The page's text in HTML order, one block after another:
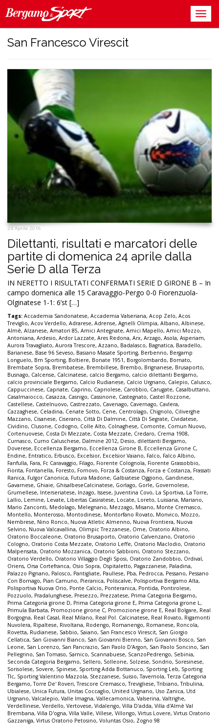
San Francesco Virescit
24 Aprile 2016
Dilettanti, risultati e marcatori delle
partite di domenica 24 aprile dalla
Serie D alla Terza
IN NERETTO I RISULTATI CONFERMATI SERIE D GIRONE B – In
campo domenica alle 15 Caravaggio-Pergo 0-0 Fiorenzuola-
Olginatese 1-1: 6’st […]
Tags: Accademia Sandonatese, Accademia Valseriana, Acop Zelo, Acos
Treviglio, Acov Verdello, Adrarese, Adrense, Agnelli Olimpia, Albano, Albinese,
Almè, Alzanese, Amatori 85, Amici Antegnate, Amici Mapello, Amici Mozzo,
Antoniana, Ardesio, Ardor Lazzate, Ares Redona, Arx, Arzago, Asola, Asperiam,
Aurora Travagliato, Aurora Trescore, Azzano, Badalasco, Bagnatica, Baradello,
Barianese, Base 96 Seveso, Basiano Masate Sporting, Berbenno, Bergamp
Longuelo, Bm Sporting, Boltiere, Bonate 1951, Borgolombardo, Bornato,
Brembate Sopra, Brembatese, Brembillese, Brembo, Brignanese, Brusaporto,
Busnago, Calcense, Calcinatese, calcio Bergamo, calcio dilettanti Bergamo,
calcio provinciale Bergamo, Calcio Rudianese, Calcio Urgnano, Calepio, Calusco,
Cappuccinese, Capriate, Caprino, Capriolese, Carobbio, Carugate, Casalbuttano,
Casalmaiocco, Casazza, Casnigo, Cassinone, Castegnato, Castel Rozzone,
Castellese, Castelnuovo, Castrezzato, Cavenago, Cavernago, Cavlera,
Cazzaghese, Celadina, Cenate Sotto, Cene, Centrolago, Chignolo, Ciliverghe
Mazzano, Cisanese, Ciserano, Città Di Dalmine, Città Di Segrate, Cividatese,
Cividino, Clusone, Codogno, Colle Alto, Colnaghese, Comonte, Comun Nuovo,
Cortenuovese, Costa Di Mezzate, Costa Mezzate, Credaro, Crema 1908,
Curnasco, Curno Caluschese, Dalmine 2012, Desio, dilettanti Bergamo,
Doverese, Eccellenza Bergamo, Eccellenza Girone B, Eccellenza Girone C,
Endine, Entratico, Erbusco, Excelsior, Excelsior Vaiano, Falco, Falco Albino,
Fanfulla, Fara, Fc Caravaggio, Filago, Fiorente Colognola, Fiorente Grassobbio,
Fiorita, Fontanella, Foresto, Fornovo, Forza & Costanza, Forza e Costanza, Frassati
Ranica, Fulgor Canonica, Futura Madone, Galbiatese Oggiono, Gandinese,
Gavarnese, Ghiaie, GhisalbeseCalcinatese, Gorlago, Gorle, Governolese,
Grumellese, Interseriatese, Inzago, Issese, Juventina Covo, La Sportiva, La Torre,
Lallio, Lemine, Levate, Libertas Casiratese, Locate, Loreto, Luisiana, Mariano,
Mario Zanconti, Medolago, Melegnano, Mezzago, Misano, Monte Cremasco,
Montello, Monterosso, Montodinese, Montorfano Rovato, Monvico, Mozzo,
Nembrese, Nino Ronco, Nuova Atletic Almenno, Nuova Frontiera, Nuova
Selvino, Nuova Valcavallina, Olimpic Trezzanese, Ome, Oratorio Albino,
Oratorio Boccaleone, Oratorio Brusaporto, Oratorio Calvenzano, Oratorio
Cologno, Oratorio Costa Mezzate, Oratorio Leffe, Oratorio Maclodio, Oratorio
Malpensata, Oratorio Mozzanica, Oratorio Sabbioni, Oratorio Stezzano,
Oratorio Verdello, Oratorio Villaggio Degli Sposi, Oratorio Zandobbio, Ordival,
Oriens, Orsa Cortefranca, Osio Sopra, Ospitaletto, Pagazzanese, Paladina,
Palazzo Pignano, Palosco, Pantigliate, Paullese, Pba, Pedrocca, Pessano, Pessano
Con Bornago, Pian Camuno, Pieranica, Poliscalve, Polisportiva Bergamo Alta,
Polisportiva Nuova Orio, Ponte Calcio, Ponteranica, Pontida, Pontirolese,
Pozzuolo, Pradalunghese, Presezzo, Prezzatese, Prima Categoria Bergamo,
Prima Categoria girone D, Prima Categoria girone E, Prima Categoria girone L,
Primula Barbata, Promozione girone C, Promozione girone E, Real Bolgare, Real
Borgogna, Real Casal, Real Milano, Real Pol. Calcinatese, Real Rovato, Rigamonti
Nuvolera, Ripaltese, Rivoltana, Rodengo, Romanengo, Romanese, Roncola,
Rovetta, Rudianese, Sabbio, Saiano, San Francesco Virescit, San Giorgio
Cellatica, San Giovanni Bianco, San Giovanni Bienno, San Giovanni Bosco, San
Leone, San Lorenzo, San Pancrazio, San Paolo D'Argon, San Paolo Soncino, San
Pellegrino, San Tomaso, Sarnico, Scannabuese, ScanzoPedrengo, Sebinia,
Seconda Categoria Bergamo, Sellero, Solleone, Solzese, Sondrio, Soresinese,
Sorisolese, Sovere, Spinese, Sporting Adda Bottanuco, Sporting Leb, Sporting
Tlc, Sporting Valentino Mazzola, Stezzanese, Suisio,Tavernola,Terza Categoria
Bergamo,Torre De' Roveri,Trescore Cremasco,Trevigliese,Tribiano,Tribulina,
Ubialese, Unica Futura, Unitas Coccaglio, United Urgnano, Uso Zanica, Utd
Urgnano, Valcalepio, Valle Imagna, Vallecamonica, Valserina, Valtrighe,
Verdellinese, Verdello, Vertovese, Vidalengo, Villa D'adda, Villa d'Almè Val
Brembana, Villa D'ogna, Villa Valle, Villese, Villongo, Virtus Lovere, Virtus Oratorio
Gazzaniga, Virtus Oratorio Petosino, Voluntas Osio, Zogno 98